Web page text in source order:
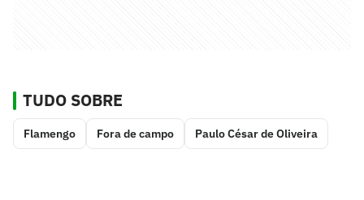
TUDO SOBRE
Flamengo Fora de campo Paulo César de Oliveira